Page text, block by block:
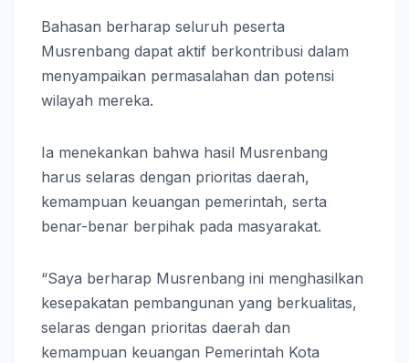
Bahasan berharap seluruh peserta
Musrenbang dapat aktif berkontribusi dalam
menyampaikan permasalahan dan potensi
wilayah mereka.
Ia menekankan bahwa hasil Musrenbang
harus selaras dengan prioritas daerah,
kemampuan keuangan pemerintah, serta
benar-benar berpihak pada masyarakat.
“Saya berharap Musrenbang ini menghasilkan
kesepakatan pembangunan yang berkualitas,
selaras dengan prioritas daerah dan
kemampuan keuangan Pemerintah Kota